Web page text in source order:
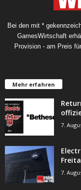
Bei den mit *
GamesWirtschaft
Provision - am Preis
Mehr erfahren
7.
7.